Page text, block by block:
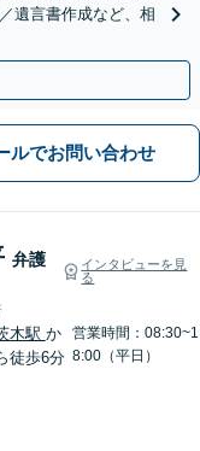
遺言書作成など、相
ルでお問い合わせ
弁護
インタビューを見
る
木駅 か
徒歩6分
営業時間：08:30~1
8:00（平日）